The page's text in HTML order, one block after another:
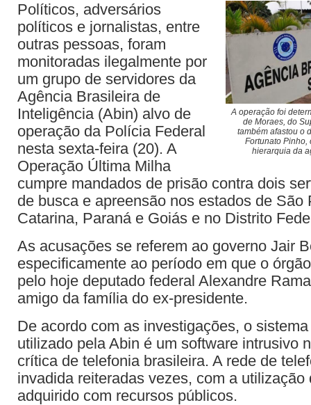
A operação foi
de Moraes, do
também afastou o
Fortunato
hierarquia da
Políticos, adversários
políticos e jornalistas, entre
outras pessoas, foram
monitoradas ilegalmente por
um grupo de servidores da
Agência Brasileira de
Inteligência (Abin) alvo de
operação da Polícia Federal
nesta sexta-feira (20). A
Operação Última Milha
cumpre mandados de prisão contra dois
de busca e apreensão nos estados de São
Catarina, Paraná e Goiás e no Distrito
As acusações se referem ao governo Jair
especificamente ao período em que o
pelo hoje deputado federal Alexandre
amigo da família do ex-presidente.
De acordo com as investigações, o
utilizado pela Abin é um software intrusivo
crítica de telefonia brasileira. A rede de
invadida reiteradas vezes, com a utilização
adquirido com recursos públicos.